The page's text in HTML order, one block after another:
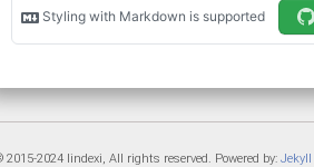
2015-2024 lindexi, All rights reserved. Powered by: Jekyll